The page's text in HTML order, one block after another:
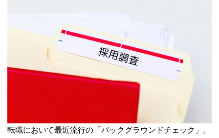
転職において最近流行の「バックグラウンドチェック」。